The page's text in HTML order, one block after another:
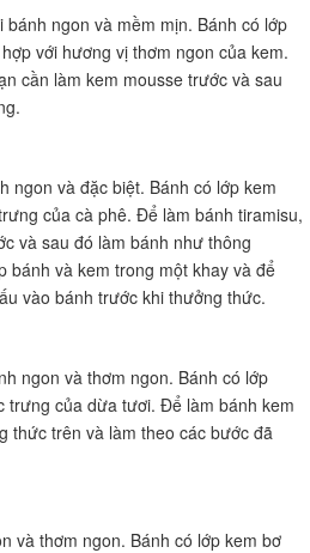
bánh ngon và mềm mịn. Bánh có lớp
với hương vị thơm ngon của kem.
cần làm kem mousse trước và sau
ngon và đặc biệt. Bánh có lớp kem
của cà phê. Để làm bánh tiramisu,
và sau đó làm bánh như thông
bánh và kem trong một khay và để
vào bánh trước khi thưởng thức.
ngon và thơm ngon. Bánh có lớp
trưng của dừa tươi. Để làm bánh kem
thức trên và làm theo các bước đã
và thơm ngon. Bánh có lớp kem bơ